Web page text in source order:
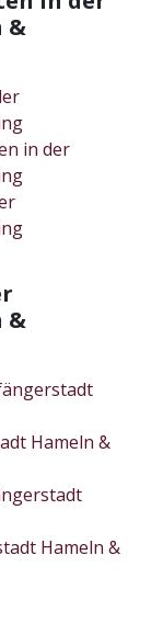
&
in der
&
Hameln &
Hameln &